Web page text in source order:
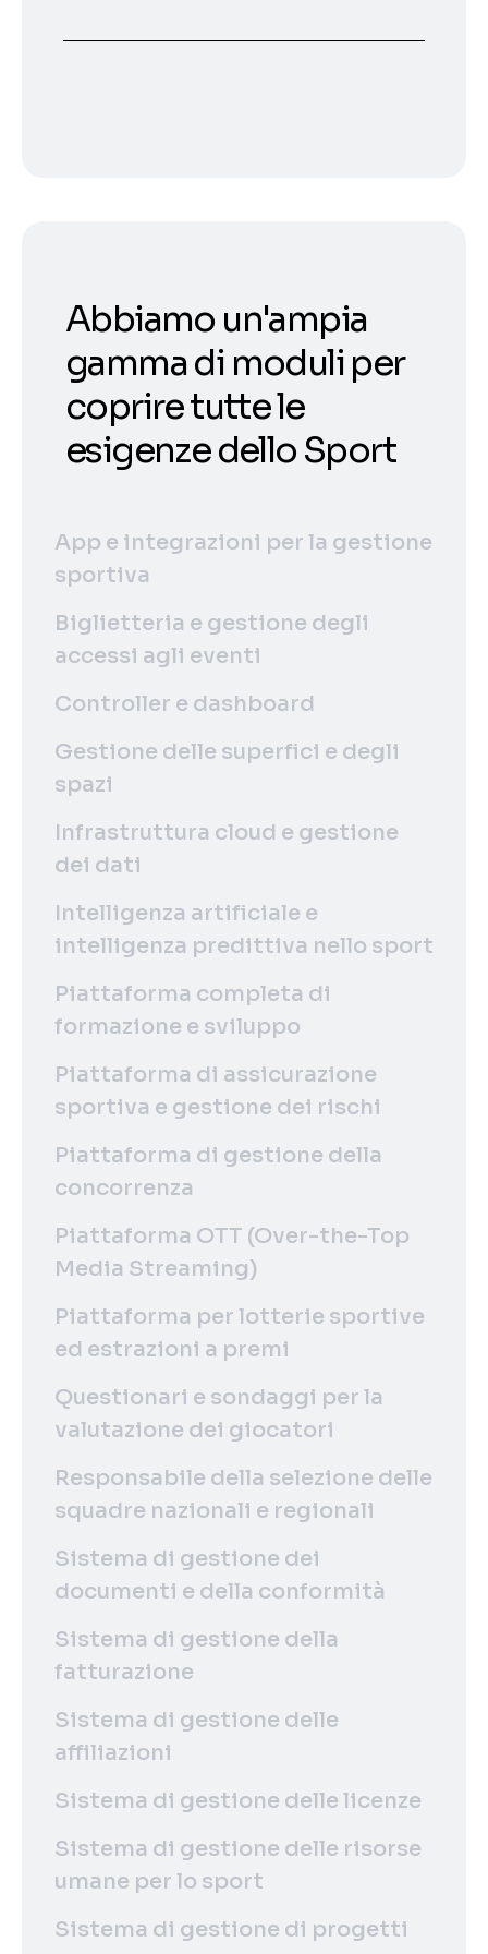
Abbiamo un'ampia
gamma di moduli per
coprire tutte le
esigenze dello Sport
App e integrazioni per la gestione
sportiva
Biglietteria e gestione degli
accessi agli eventi
Controller e dashboard
Gestione delle superfici e degli
spazi
Infrastruttura cloud e gestione
dei dati
Intelligenza artificiale e
intelligenza predittiva nello sport
Piattaforma completa di
formazione e sviluppo
Piattaforma di assicurazione
sportiva e gestione dei rischi
Piattaforma di gestione della
concorrenza
Piattaforma OTT (Over-the-Top
Media Streaming)
Piattaforma per lotterie sportive
ed estrazioni a premi
Questionari e sondaggi per la
valutazione dei giocatori
Responsabile della selezione delle
squadre nazionali e regionali
Sistema di gestione dei
documenti e della conformità
Sistema di gestione della
fatturazione
Sistema di gestione delle
affiliazioni
Sistema di gestione delle licenze
Sistema di gestione delle risorse
umane per lo sport
Sistema di gestione di progetti